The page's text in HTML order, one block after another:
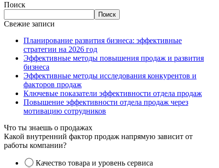
Поиск
Поиск
Свежие записи
Планирование развития бизнеса: эффективные
стратегии на 2026 год
Эффективные методы повышения продаж и развития
бизнеса
Эффективные методы исследования конкурентов и
факторов продаж
Ключевые показатели эффективности отдела продаж
Повышение эффективности отдела продаж через
мотивацию сотрудников
Что ты знаешь о продажах
Какой внутренний фактор продаж напрямую зависит от
работы компании?
Качество товара и уровень сервиса